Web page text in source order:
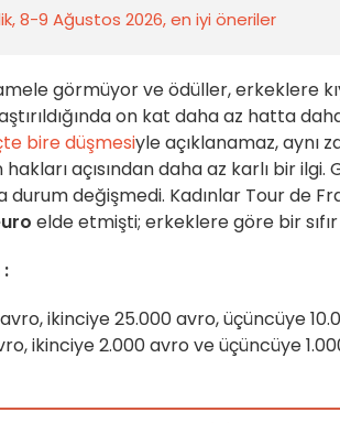
8-9 Ağustos 2026, en iyi öneriler
görmüyor ve ödüller, erkeklere
on kat daha az hatta
bire düşmesiyle açıklanamaz, aynı
açısından daha az karlı bir ilgi.
durum değişmedi. Kadınlar Tour de
elde etmişti; erkeklere göre bir sıfır
ikinciye 25.000 avro, üçüncüye
ikinciye 2.000 avro ve üçüncüye